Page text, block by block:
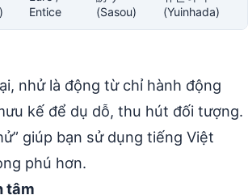
Entice
(Sasou)
(Yuinhada)
nhử là động từ chỉ hành động
kế để dụ dỗ, thu hút đối tượng.
giúp bạn sử dụng tiếng Việt
phú hơn.
tâm